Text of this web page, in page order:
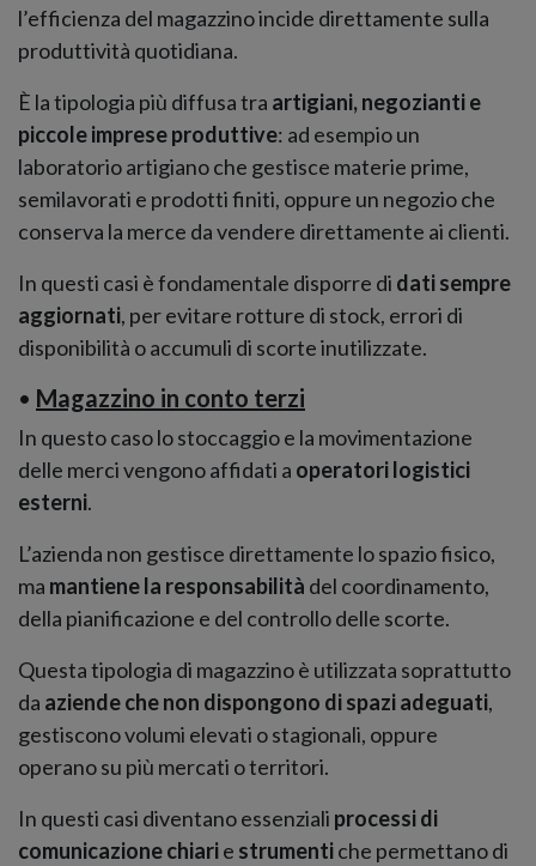
l’efficienza del magazzino incide direttamente sulla
produttività quotidiana.
È la tipologia più diffusa tra artigiani, negozianti e
piccole imprese produttive: ad esempio un
laboratorio artigiano che gestisce materie prime,
semilavorati e prodotti finiti, oppure un negozio che
conserva la merce da vendere direttamente ai clienti.
In questi casi è fondamentale disporre di dati sempre
aggiornati, per evitare rotture di stock, errori di
disponibilità o accumuli di scorte inutilizzate.
• Magazzino in conto terzi
In questo caso lo stoccaggio e la movimentazione
delle merci vengono affidati a operatori logistici
esterni.
L’azienda non gestisce direttamente lo spazio fisico,
ma mantiene la responsabilità del coordinamento,
della pianificazione e del controllo delle scorte.
Questa tipologia di magazzino è utilizzata soprattutto
da aziende che non dispongono di spazi adeguati,
gestiscono volumi elevati o stagionali, oppure
operano su più mercati o territori.
In questi casi diventano essenziali processi di
comunicazione chiarie strumentiche permettano di